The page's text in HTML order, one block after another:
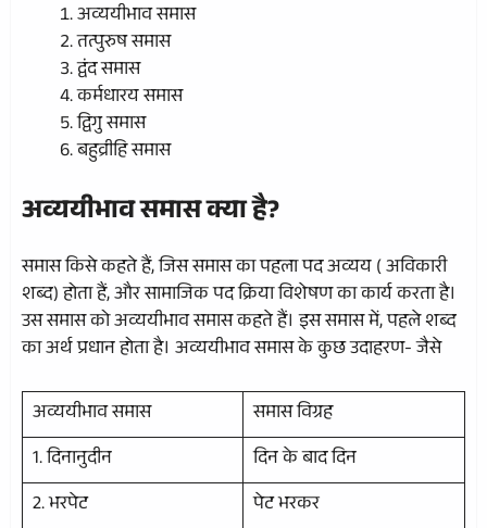
अव्ययीभाव समास
तत्पुरुष समास
द्वंद समास
कर्मधारय समास
द्विगु समास
बहुव्रीहि समास
अव्ययीभाव समास क्या है?
समास किसे कहते हैं, जिस समास का पहला पद अव्यय ( अविकारी
शब्द) होता हैं, और सामाजिक पद क्रिया विशेषण का कार्य करता है।
उस समास को अव्ययीभाव समास कहते हैं। इस समास में, पहले शब्द
का अर्थ प्रधान होता है। अव्ययीभाव समास के कुछ उदाहरण- जैसे
अव्ययीभाव समास
समास विग्रह
1. दिनानुदीन
दिन के बाद दिन
2. भरपेट
पेट भरकर